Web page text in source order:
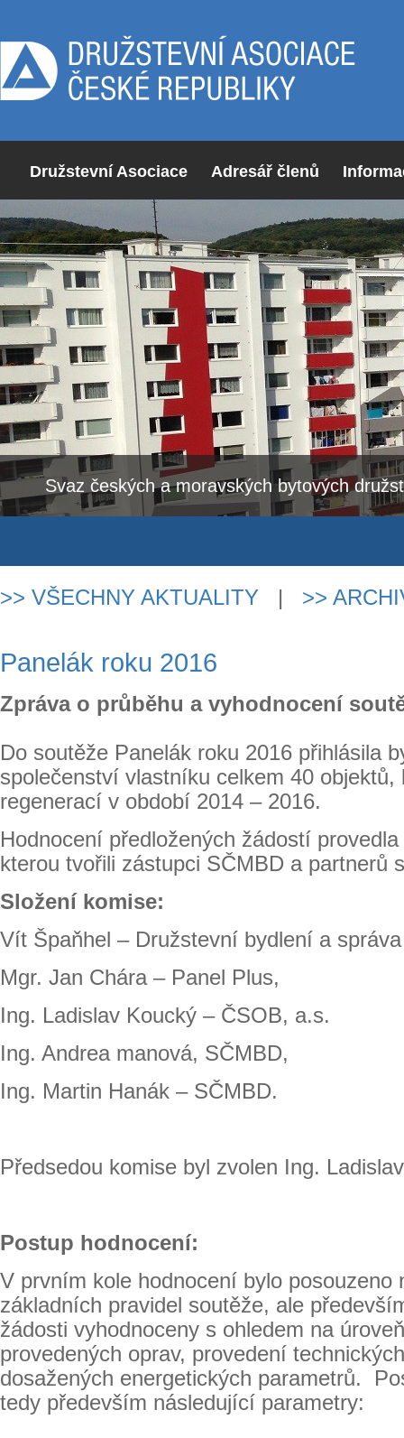
Družstevní Asociace Adresář členů
Svaz českých a moravských bytových
>> VŠECHNY AKTUALITY | >>
Panelák roku 2016
Zpráva o průběhu a vyhodnocení
Do soutěže Panelák roku 2016 přihlásila
společenství vlastníku celkem 40 objektů,
regenerací v období 2014 – 2016.
Hodnocení předložených žádostí
kterou tvořili zástupci SČMBD a partnerů
Složení komise:
Vít Špaňhel – Družstevní bydlení a
Mgr. Jan Chára – Panel Plus,
Ing. Ladislav Koucký – ČSOB, a.s.
Ing. Andrea manová, SČMBD,
Ing. Martin Hanák – SČMBD.
Předsedou komise byl zvolen Ing.
Postup hodnocení:
V prvním kole hodnocení bylo posouzeno
základních pravidel soutěže, ale
žádosti vyhodnoceny s ohledem na
provedených oprav, provedení
dosažených energetických parametrů.
tedy především následující parametry: